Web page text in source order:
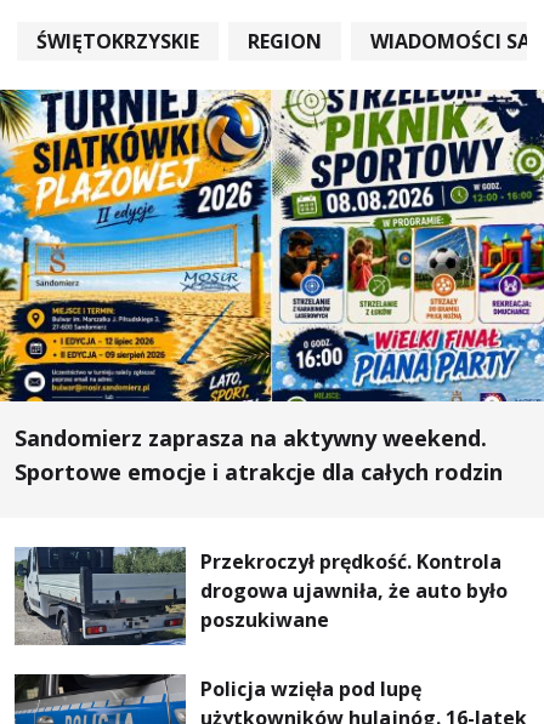
ŚWIĘTOKRZYSKIE REGION WIADOMOŚCI
Sandomierz zaprasza na aktywny weekend.
Sportowe emocje i atrakcje dla całych rodzin
Przekroczył prędkość. Kontrola
drogowa ujawniła, że auto było
poszukiwane
Policja wzięła pod lupę
użytkowników hulajnóg. 16-latek